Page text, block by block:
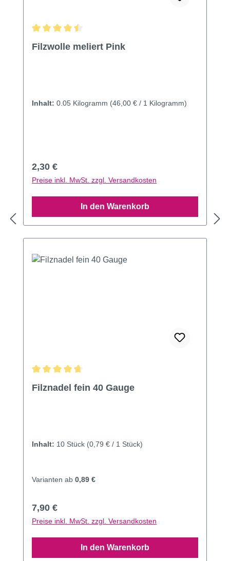
Filzwolle meliert Pink
Inhalt: 0.05 Kilogramm (46,00 € / 1 Kilogramm)
Regulärer Preis:
2,30 €
Preise inkl. MwSt. zzgl. Versandkosten
In den Warenkorb
Filznadel fein 40 Gauge
Inhalt: 10 Stück (0,79 € / 1 Stück)
Varianten ab 0,89 €
Regulärer Preis:
7,90 €
Preise inkl. MwSt. zzgl. Versandkosten
In den Warenkorb